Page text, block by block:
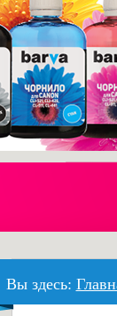
Вы здесь: